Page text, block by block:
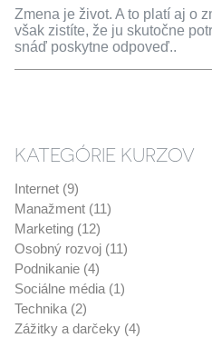
Zmena je život. A to platí aj o
však zistíte, že ju skutočne
snáď poskytne odpoveď..
KATEGÓRIE KURZOV
Internet (9)
Manažment (11)
Marketing (12)
Osobný rozvoj (11)
Podnikanie (4)
Sociálne média (1)
Technika (2)
Zážitky a darčeky (4)